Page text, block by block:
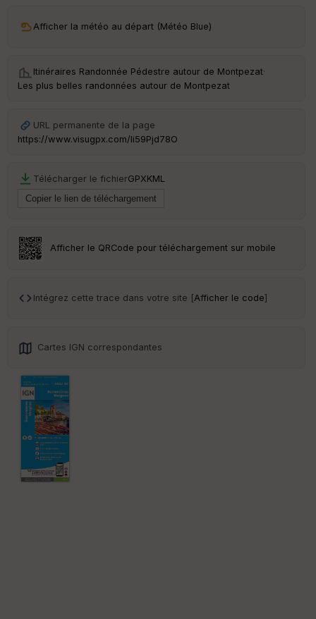
Afficher la météo au départ (Météo Blue)
Itinéraires Randonnée Pédestre autour de Montpezat·
Les plus belles randonnées autour de Montpezat
URL permanente de la page
https://www.visugpx.com/Ii59Pjd78O
Télécharger le fichierGPXKML
Afficher le QRCode pour téléchargement sur mobile
Intégrez cette trace dans votre site [Afficher le code]
Cartes IGN correspondantes